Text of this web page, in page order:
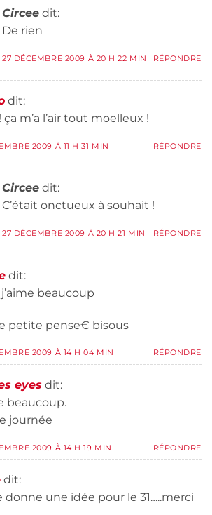
Circee dit:
De rien
27 DÉCEMBRE 2009 À 20 H 22 MIN RÉPONDRE
dit:
ça m’a l’air tout moelleux !
2009 À 11 H 31 MIN RÉPONDRE
Circee dit:
C’était onctueux à souhait !
27 DÉCEMBRE 2009 À 20 H 21 MIN RÉPONDRE
dit:
beaucoup
petite pense€ bisous
2009 À 14 H 04 MIN RÉPONDRE
eyes dit:
beaucoup.
journée
2009 À 14 H 19 MIN RÉPONDRE
dit:
donne une idée pour le 31…..merci